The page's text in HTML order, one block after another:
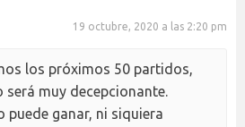
19 octubre, 2020 a las 2:20 pm
los próximos 50 partidos,
será muy decepcionante.
puede ganar, ni siquiera